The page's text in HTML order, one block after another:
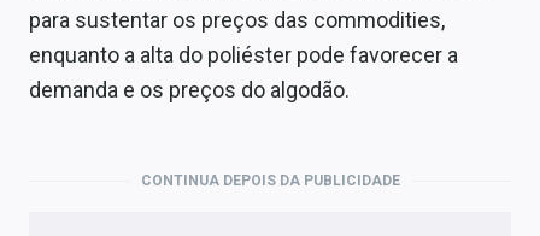
para sustentar os preços das commodities,
enquanto a alta do poliéster pode favorecer a
demanda e os preços do algodão.
CONTINUA DEPOIS DA PUBLICIDADE